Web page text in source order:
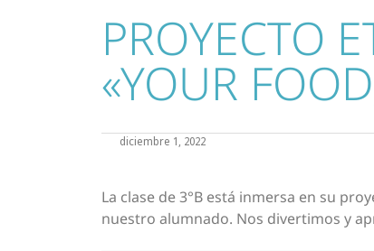
PROYECTO
«YOUR
diciembre 1, 2022
La clase de 3°B está inmersa en su
nuestro alumnado. Nos divertimos y